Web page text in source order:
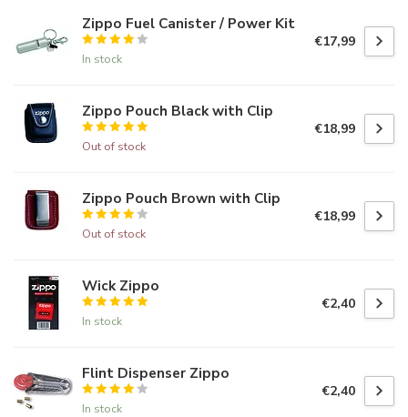
Zippo Fuel Canister / Power Kit
In stock
€17,99
Zippo Pouch Black with Clip
Out of stock
€18,99
Zippo Pouch Brown with Clip
Out of stock
€18,99
Wick Zippo
In stock
€2,40
Flint Dispenser Zippo
In stock
€2,40